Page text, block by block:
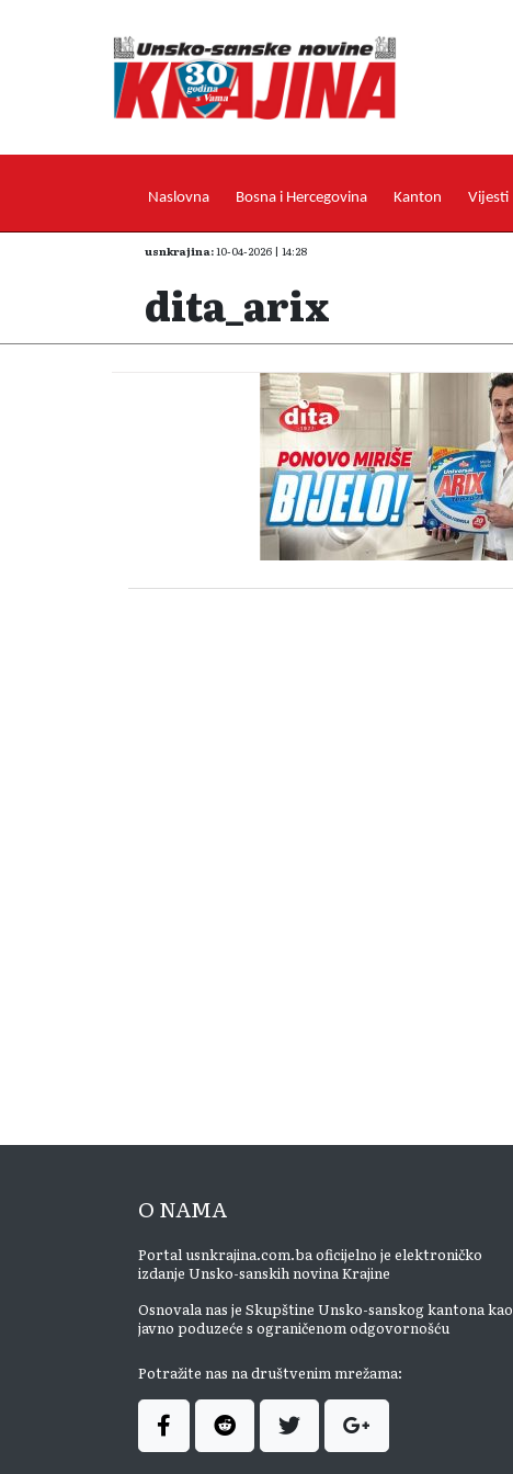
Naslovna Bosna i Hercegovina Kanton Vijesti
usnkrajina:10-04-2026 | 14:28
dita_arix
O NAMA
Portal usnkrajina.com.ba oficijelno je elektroničko
izdanje Unsko-sanskih novina Krajine
Osnovala nas je Skupštine Unsko-sanskog kantona kao
javno poduzeće s ograničenom odgovornošću
Potražite nas na društvenim mrežama: